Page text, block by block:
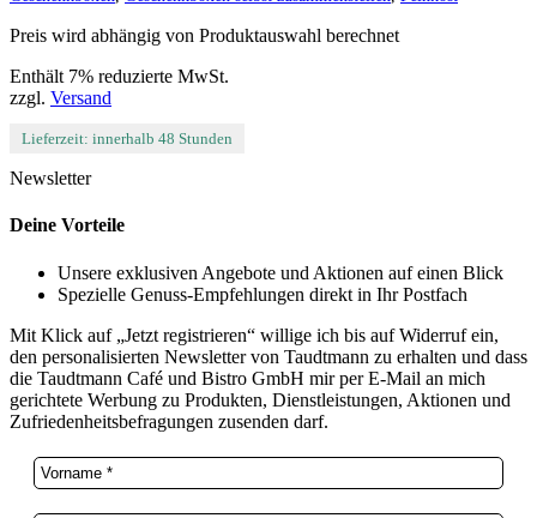
Preis wird abhängig von Produktauswahl berechnet
Enthält 7% reduzierte MwSt.
zzgl. Versand
Lieferzeit: innerhalb 48 Stunden
Newsletter
Deine Vorteile
Unsere exklusiven Angebote und Aktionen auf einen Blick
Spezielle Genuss-Empfehlungen direkt in Ihr Postfach
Mit Klick auf „Jetzt registrieren“ willige ich bis auf Widerruf ein,
den personalisierten Newsletter von Taudtmann zu erhalten und dass
die Taudtmann Café und Bistro GmbH mir per E-Mail an mich
gerichtete Werbung zu Produkten, Dienstleistungen, Aktionen und
Zufriedenheitsbefragungen zusenden darf.